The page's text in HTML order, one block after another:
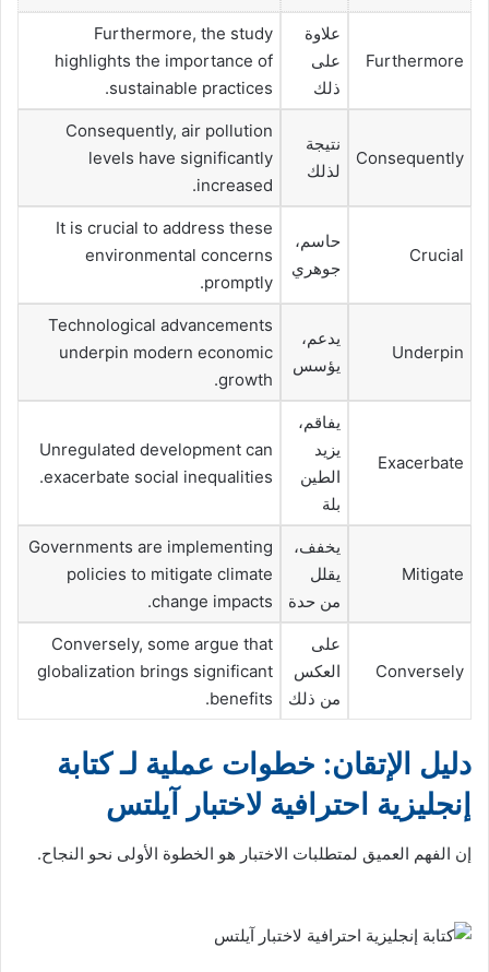
Furthermore
علاوة
على
ذلك
Furthermore, the study
highlights the importance of
sustainable practices.
Consequently
نتيجة
لذلك
Consequently, air pollution
levels have significantly
increased.
Crucial
حاسم،
جوهري
It is crucial to address these
environmental concerns
promptly.
Underpin
يدعم،
يؤسس
Technological advancements
underpin modern economic
growth.
Exacerbate
يفاقم،
يزيد
الطين
بلة
Unregulated development can
exacerbate social inequalities.
Mitigate
يخفف،
يقلل
من حدة
Governments are implementing
policies to mitigate climate
change impacts.
Conversely
على
العكس
من ذلك
Conversely, some argue that
globalization brings significant
benefits.
دليل الإتقان: خطوات عملية لـ كتابة
إنجليزية احترافية لاختبار آيلتس
إن الفهم العميق لمتطلبات الاختبار هو الخطوة الأولى نحو النجاح.